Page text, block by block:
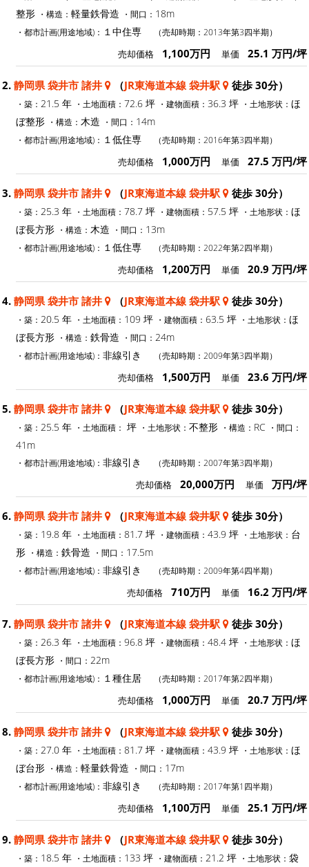
整形 ・構造： 軽量鉄骨造 ・間口： 18m
・都市計画(用途地域)： １中住専 （売却時期：2013年第3四半期）
売却価格 1,100万円 単価 25.1 万円/坪
2. 静岡県 袋井市 諸井 （JR東海道本線 袋井駅 徒歩 30分）
・築： 21.5 年 ・土地面積： 72.6 坪 ・建物面積： 36.3 坪 ・土地形状： ほ
ぼ整形 ・構造： 木造 ・間口： 14m
・都市計画(用途地域)： １低住専 （売却時期：2016年第3四半期）
売却価格 1,000万円 単価 27.5 万円/坪
3. 静岡県 袋井市 諸井 （JR東海道本線 袋井駅 徒歩 30分）
・築： 25.3 年 ・土地面積： 78.7 坪 ・建物面積： 57.5 坪 ・土地形状： ほ
ぼ長方形 ・構造： 木造 ・間口： 13m
・都市計画(用途地域)： １低住専 （売却時期：2022年第2四半期）
売却価格 1,200万円 単価 20.9 万円/坪
4. 静岡県 袋井市 諸井 （JR東海道本線 袋井駅 徒歩 30分）
・築： 20.5 年 ・土地面積： 109 坪 ・建物面積： 63.5 坪 ・土地形状： ほ
ぼ長方形 ・構造： 鉄骨造 ・間口： 24m
・都市計画(用途地域)： 非線引き （売却時期：2009年第3四半期）
売却価格 1,500万円 単価 23.6 万円/坪
5. 静岡県 袋井市 諸井 （JR東海道本線 袋井駅 徒歩 30分）
・築： 25.5 年 ・土地面積： 坪 ・土地形状： 不整形 ・構造： RC ・間口：
41m
・都市計画(用途地域)： 非線引き （売却時期：2007年第3四半期）
売却価格 20,000万円 単価 万円/坪
6. 静岡県 袋井市 諸井 （JR東海道本線 袋井駅 徒歩 30分）
・築： 19.8 年 ・土地面積： 81.7 坪 ・建物面積： 43.9 坪 ・土地形状： 台
形 ・構造： 鉄骨造 ・間口： 17.5m
・都市計画(用途地域)： 非線引き （売却時期：2009年第4四半期）
売却価格 710万円 単価 16.2 万円/坪
7. 静岡県 袋井市 諸井 （JR東海道本線 袋井駅 徒歩 30分）
・築： 26.3 年 ・土地面積： 96.8 坪 ・建物面積： 48.4 坪 ・土地形状： ほ
ぼ長方形 ・間口： 22m
・都市計画(用途地域)： １種住居 （売却時期：2017年第2四半期）
売却価格 1,000万円 単価 20.7 万円/坪
8. 静岡県 袋井市 諸井 （JR東海道本線 袋井駅 徒歩 30分）
・築： 27.0 年 ・土地面積： 81.7 坪 ・建物面積： 43.9 坪 ・土地形状： ほ
ぼ台形 ・構造： 軽量鉄骨造 ・間口： 17m
・都市計画(用途地域)： 非線引き （売却時期：2017年第1四半期）
売却価格 1,100万円 単価 25.1 万円/坪
9. 静岡県 袋井市 諸井 （JR東海道本線 袋井駅 徒歩 30分）
・築： 18.5 年 ・土地面積： 133 坪 ・建物面積： 21.2 坪 ・土地形状： 袋